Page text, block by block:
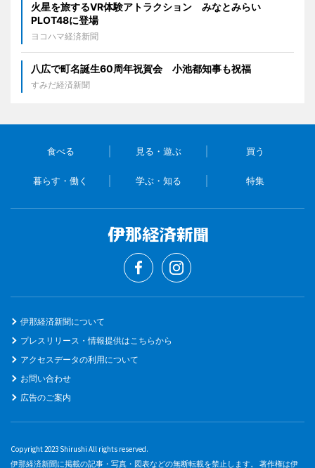
火星を旅するVR体験アトラクション みなとみらい
PLOT48に登場
ヨコハマ経済新聞
八広で町名誕生60周年祝賀会 小池都知事も祝福
すみだ経済新聞
食べる 見る・遊ぶ 買う
暮らす・働く 学ぶ・知る 特集
伊那経済新聞について
プレスリリース・情報提供はこちらから
アクセスデータの利用について
お問い合わせ
広告のご案内
Copyright 2023 Shirushi All rights reserved.
伊那経済新聞に掲載の記事・写真・図表などの無断転載を禁止します。 著作権は伊